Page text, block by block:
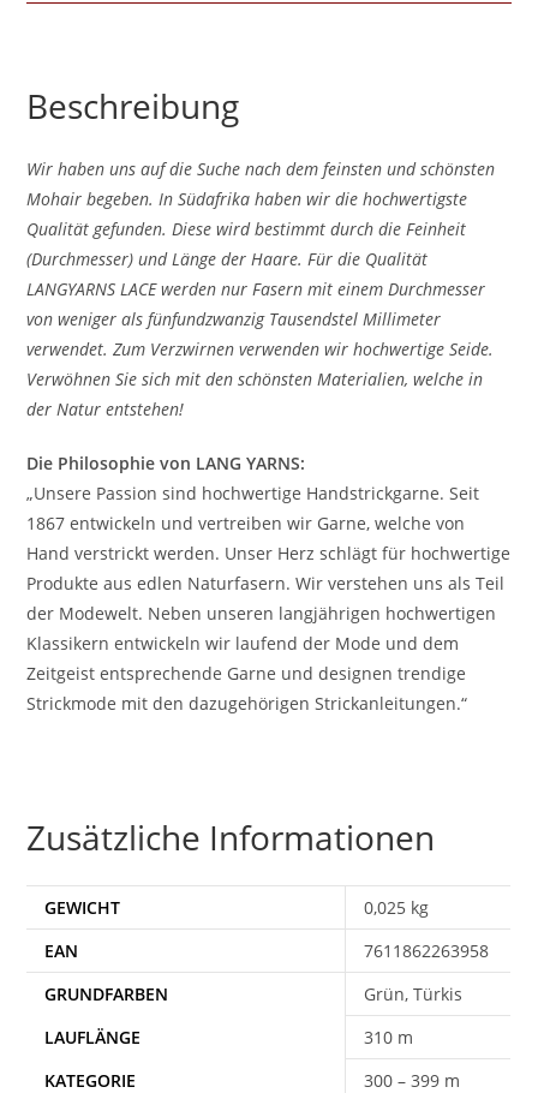
Beschreibung
Wir haben uns auf die Suche nach dem feinsten und schönsten
Mohair begeben. In Südafrika haben wir die hochwertigste
Qualität gefunden. Diese wird bestimmt durch die Feinheit
(Durchmesser) und Länge der Haare. Für die Qualität
LANGYARNS LACE werden nur Fasern mit einem Durchmesser
von weniger als fünfundzwanzig Tausendstel Millimeter
verwendet. Zum Verzwirnen verwenden wir hochwertige Seide.
Verwöhnen Sie sich mit den schönsten Materialien, welche in
der Natur entstehen!
Die Philosophie von LANG YARNS:
„Unsere Passion sind hochwertige Handstrickgarne. Seit
1867 entwickeln und vertreiben wir Garne, welche von
Hand verstrickt werden. Unser Herz schlägt für hochwertige
Produkte aus edlen Naturfasern. Wir verstehen uns als Teil
der Modewelt. Neben unseren langjährigen hochwertigen
Klassikern entwickeln wir laufend der Mode und dem
Zeitgeist entsprechende Garne und designen trendige
Strickmode mit den dazugehörigen Strickanleitungen.“
Zusätzliche Informationen
GEWICHT
0,025 kg
EAN
7611862263958
Grün, Türkis
310 m
300 – 399 m